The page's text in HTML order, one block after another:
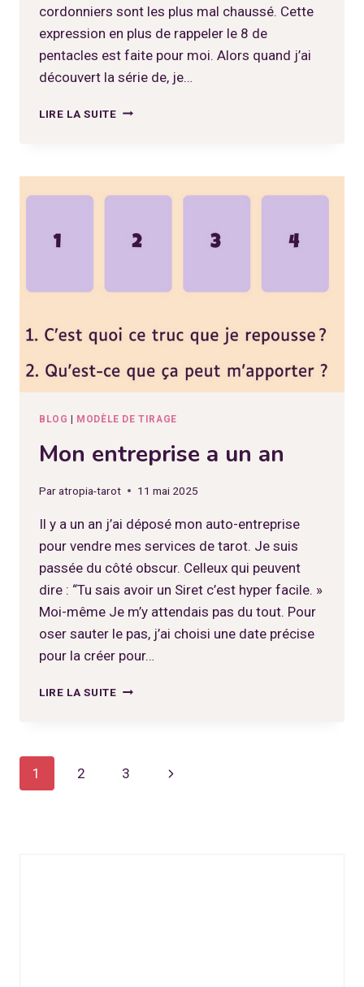
cordonniers sont les plus mal chaussé. Cette
expression en plus de rappeler le 8 de
pentacles est faite pour moi. Alors quand j’ai
découvert la série de, je…
LIRE LA SUITELES
MAL
CHAUSSÉS
BLOG MODÈLE DE TIRAGE
Mon entreprise a un an
Paratropia-tarot 11 mai 2025
Il y a un an j’ai déposé mon auto-entreprise
pour vendre mes services de tarot. Je suis
passée du côté obscur. Celleux qui peuvent
dire : “Tu sais avoir un Siret c’est hyper facile. »
Moi-même Je m’y attendais pas du tout. Pour
oser sauter le pas, j’ai choisi une date précise
pour la créer pour…
LIRE LA SUITEMON
Navigation
1 2 3
Page